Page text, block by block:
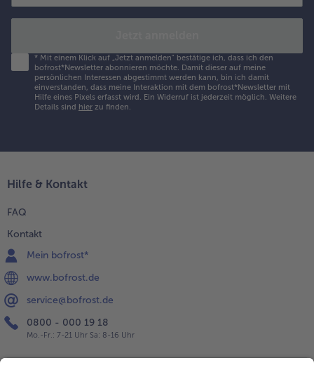
* Mit einem Klick auf „Jetzt anmelden" bestätige ich, dass ich den
bofrost*Newsletter abonnieren möchte. Damit dieser auf meine
persönlichen Interessen abgestimmt werden kann, bin ich damit
einverstanden, dass meine Interaktion mit dem bofrost*Newsletter mit
Hilfe eines Pixels erfasst wird. Ein Widerruf ist jederzeit möglich. Weitere
Details sind hier zu finden.
Hilfe & Kontakt
FAQ
Kontakt
Mein bofrost*
www.bofrost.de
service@bofrost.de
0800 - 000 19 18
Mo.-Fr.: 7-21 Uhr Sa: 8-16 Uhr